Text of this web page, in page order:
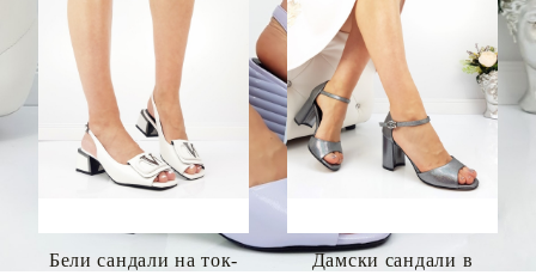
Бели сандали на ток-
Дамски сандали в